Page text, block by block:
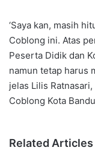
‘Saya kan, masih
Coblong ini. Atas
Peserta Didik dan
namun tetap harus
jelas Lilis
Coblong Kota
Related Articles